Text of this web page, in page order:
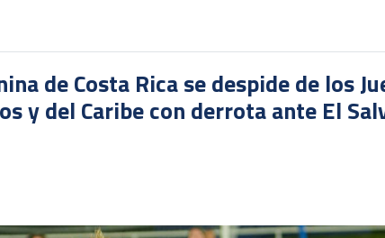
de Costa Rica se despide de los
y del Caribe con derrota ante El